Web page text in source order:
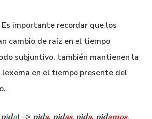
Es importante recordar que los
cambio de raíz en el tiempo
subjuntivo, también mantienen la
en el tiempo presente del
pido) –> pida, pidas, pida, pidamos,